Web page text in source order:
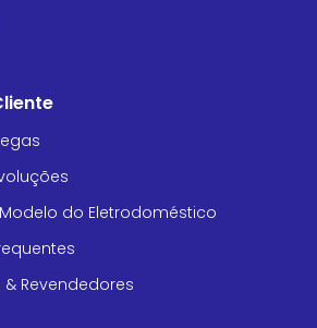
do Eletrodoméstico
& Revendedores